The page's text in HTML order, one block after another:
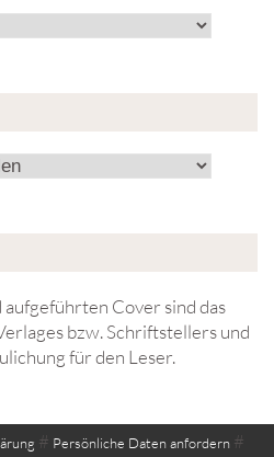
Cover sind das
bzw. Schriftstellers und
für den Leser.
# Persönliche Daten anfordern #